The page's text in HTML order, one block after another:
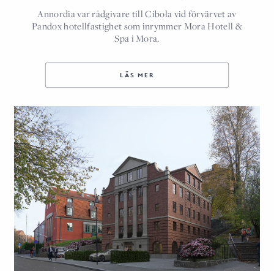
Annordia var rådgivare till Cibola vid förvärvet av
Pandox hotellfastighet som inrymmer Mora Hotell &
Spa i Mora.
LÄS MER